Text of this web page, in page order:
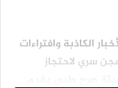
الكاذبة وافتراءات
سري لاحتجاز